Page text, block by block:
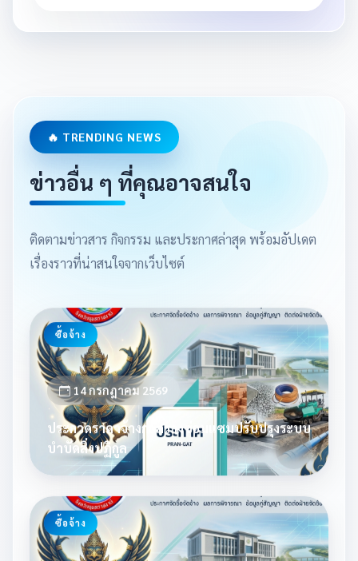
🔥 TRENDING NEWS
ข่าวอื่น ๆ ที่คุณอาจสนใจ
ติดตามข่าวสาร กิจกรรม และประกาศล่าสุด พร้อมอัปเดต
เรื่องราวที่น่าสนใจจากเว็บไซต์
ซื้อจ้าง
14 กรกฎาคม 2569
ประกวดราคาจ้างก่อสร้างซ่อมแซมปรับปรุงระบบ
บำบัดสิ่งปฏิกูล
ซื้อจ้าง